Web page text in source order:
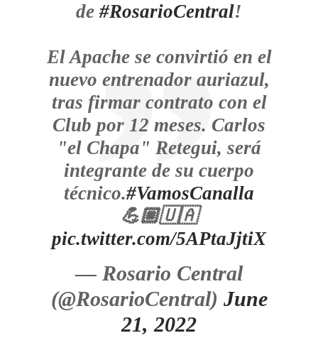
de #RosarioCentral!
El Apache se convirtió en el
nuevo entrenador auriazul,
tras firmar contrato con el
Club por 12 meses. Carlos
"el Chapa" Retegui, será
integrante de su cuerpo
técnico.#VamosCanalla
💪🏼🇺🇦
pic.twitter.com/5APtaJjtiX
— Rosario Central
(@RosarioCentral) June
21, 2022